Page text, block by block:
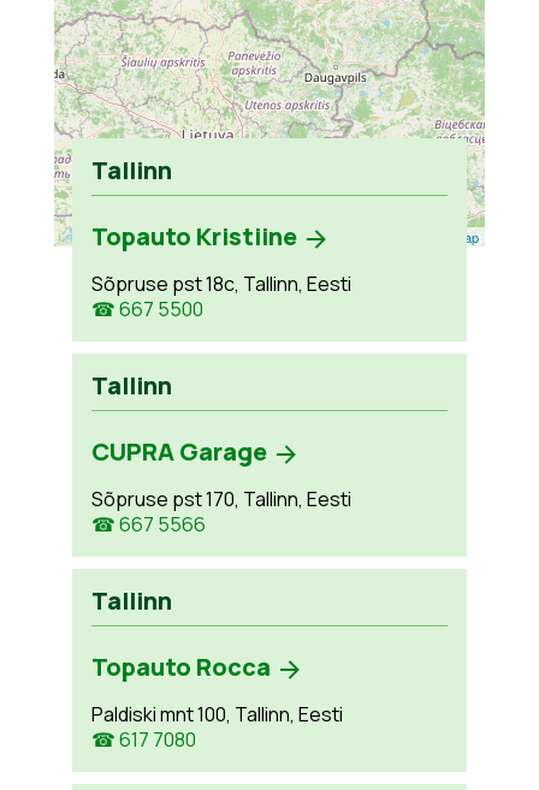
Leaflet OpenStreetMap
Tallinn
Topauto Kristiine
Sõpruse pst 18c, Tallinn, Eesti
☎ 667 5500
Tallinn
CUPRA Garage
Sõpruse pst 170, Tallinn, Eesti
☎ 667 5566
Tallinn
Topauto Rocca
Paldiski mnt 100, Tallinn, Eesti
☎ 617 7080